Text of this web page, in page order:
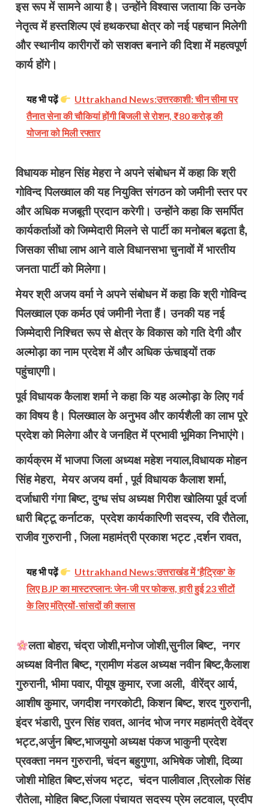
इस रूप में सामने आया है। उन्होंने विश्वास जताया कि उनके
नेतृत्व में हस्तशिल्प एवं हथकरघा क्षेत्र को नई पहचान मिलेगी
और स्थानीय कारीगरों को सशक्त बनाने की दिशा में महत्वपूर्ण
कार्य होंगे।
यह भी पढ़ें
Uttrakhand News:​उत्तरकाशी: चीन सीमा पर
तैनात सेना की चौकियां होंगी बिजली से रोशन, ₹80 करोड़ की
योजना को मिली रफ्तार
विधायक मोहन सिंह मेहरा ने अपने संबोधन में कहा कि श्री
गोविन्द पिलख्वाल की यह नियुक्ति संगठन को जमीनी स्तर पर
और अधिक मजबूती प्रदान करेगी। उन्होंने कहा कि समर्पित
कार्यकर्ताओं को जिम्मेदारी मिलने से पार्टी का मनोबल बढ़ता है,
जिसका सीधा लाभ आने वाले विधानसभा चुनावों में भारतीय
जनता पार्टी को मिलेगा।
मेयर श्री अजय वर्मा ने अपने संबोधन में कहा कि श्री गोविन्द
पिलख्वाल एक कर्मठ एवं जमीनी नेता हैं। उनकी यह नई
जिम्मेदारी निश्चित रूप से क्षेत्र के विकास को गति देगी और
अल्मोड़ा का नाम प्रदेश में और अधिक ऊंचाइयों तक
पहुंचाएगी।
पूर्व विधायक कैलाश शर्मा ने कहा कि यह अल्मोड़ा के लिए गर्व
का विषय है। पिलख्वाल के अनुभव और कार्यशैली का लाभ पूरे
प्रदेश को मिलेगा और वे जनहित में प्रभावी भूमिका निभाएंगे।
कार्यक्रम में भाजपा जिला अध्यक्ष महेश नयाल,विधायक मोहन
सिंह मेहरा, मेयर अजय वर्मा , पूर्व विधायक कैलाश शर्मा,
दर्जाधारी गंगा बिष्ट, दुग्ध संघ अध्यक्ष गिरीश खोलिया पूर्व दर्जा
धारी बिट्टू कर्नाटक, प्रदेश कार्यकारिणी सदस्य, रवि रौतेला,
राजीव गुरुरानी , जिला महामंत्री प्रकाश भट्ट ,दर्शन रावत,
यह भी पढ़ें
Uttrakhand News:उत्तराखंड में 'हैट्रिक' के
लिए BJP का मास्टरप्लान: जेन-जी पर फोकस, हारी हुई 23 सीटों
के लिए मंत्रियों-सांसदों की क्लास
लता बोहरा, चंद्रा जोशी,मनोज जोशी,सुनील बिष्ट, नगर
अध्यक्ष विनीत बिष्ट, ग्रामीण मंडल अध्यक्ष नवीन बिष्ट,कैलाश
गुरुरानी, भीमा पवार, पीयूष कुमार, रजा अली, वीरेंद्र आर्य,
आशीष कुमार, जगदीश नगरकोटी, किशन बिष्ट, शरद गुरुरानी,
इंदर भंडारी, पुरन सिंह रावत, आनंद भोज नगर महामंत्री देवेंद्र
भट्ट,अर्जुन बिष्ट,भाजयुमो अध्यक्ष पंकज भाकुनी प्रदेश
प्रवक्ता नमन गुरुरानी, चंदन बहुगुणा, अभिषेक जोशी, दिव्या
जोशी मोहित बिष्ट,संजय भट्ट, चंदन पालीवाल ,त्रिलोक सिंह
रौतेला, मोहित बिष्ट,जिला पंचायत सदस्य प्रेम लटवाल, प्रदीप